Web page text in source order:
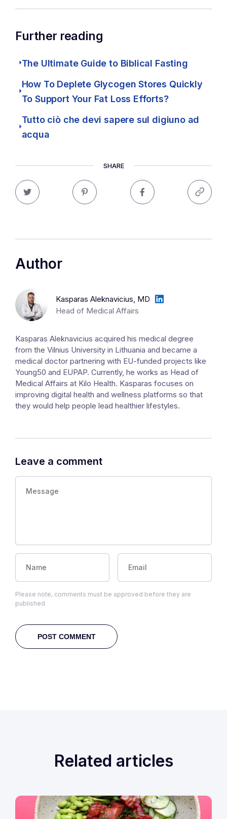
Further reading
The Ultimate Guide to Biblical Fasting
How To Deplete Glycogen Stores Quickly
To Support Your Fat Loss Efforts?
Tutto ciò che devi sapere sul digiuno ad
acqua
SHARE
Author
Kasparas Aleknavicius, MD
Head of Medical Affairs
Kasparas Aleknavicius acquired his medical degree
from the Vilnius University in Lithuania and became a
medical doctor partnering with EU-funded projects like
Young50 and EUPAP. Currently, he works as Head of
Medical Affairs at Kilo Health. Kasparas focuses on
improving digital health and wellness platforms so that
they would help people lead healthier lifestyles.
Leave a comment
Please note, comments must be approved before they are
published
Related articles